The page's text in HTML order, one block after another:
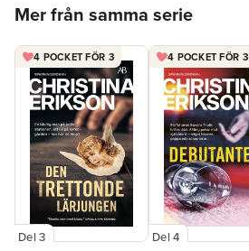
Mer från samma serie
4 POCKET FÖR 3
Del 3
4 POCKET FÖR 3
Del 4